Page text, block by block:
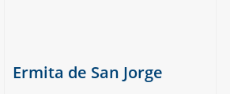
Ermita de San Jorge